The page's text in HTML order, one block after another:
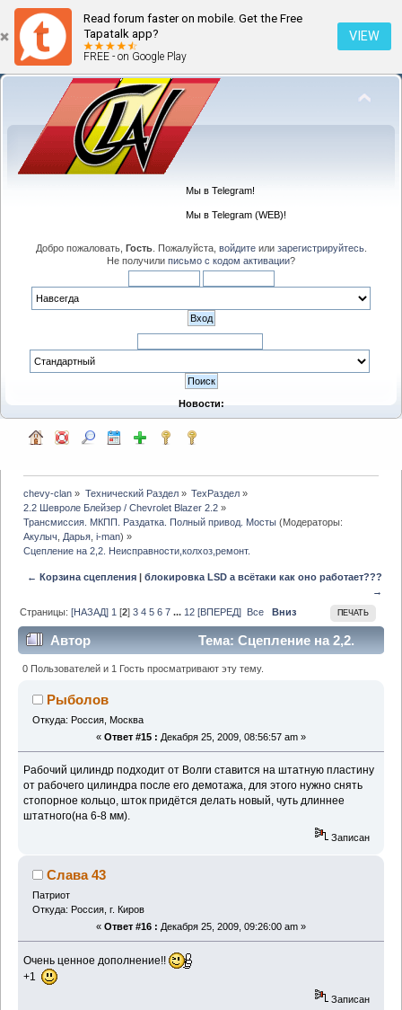
Read forum faster on mobile. Get the Free
Tapatalk app?
FREE - on Google Play
VIEW
Мы в Telegram!
Мы в Telegram (WEB)!
Добро пожаловать, Гость. Пожалуйста, войдитеили зарегистрируйтесь.
Не получили письмо с кодом активации?
Новости:
chevy-clan » Технический Раздел» ТехРаздел»
2.2 Шевроле Блейзер / Chevrolet Blazer 2.2 »
Трансмиссия. МКПП. Раздатка. Полный привод. Мосты (Модераторы:
Акулыч
Дарья ,i-man) »
Сцепление на 2,2. Неисправности,колхоз,ремонт.
← Корзина сцепления | блокировка LSD а всётаки как оно работает???
→
ПЕЧАТЬ
Страницы:[НАЗАД] 1 [2]3 4 5 6 7 ... 12 [ВПЕРЕД] Все Вниз
Автор
Тема: Сцепление на 2,2.
Неисправности,колхоз,ремонт. (Прочитано 71128
раз)
0 Пользователей и 1 Гость просматривают эту тему.
Рыболов
Откуда: Россия, Москва
« Ответ #15 : Декабря 25, 2009, 08:56:57 am »
Рабочий цилиндр подходит от Волги ставится на штатную пластину
от рабочего цилиндра после его демотажа, для этого нужно снять
стопорное кольцо, шток придётся делать новый, чуть длиннее
штатного(на 6-8 мм).
Записан
Слава 43
Патриот
Откуда: Россия, г. Киров
« Ответ #16 : Декабря 25, 2009, 09:26:00 am »
Очень ценное дополнение!!
+1
Записан